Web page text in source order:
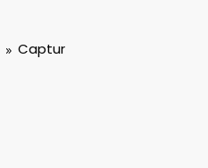
Captur